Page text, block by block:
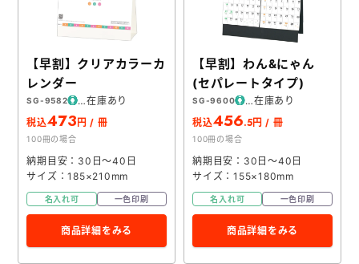
【早割】クリアカラーカ
レンダー
SG-9582
在庫あり
税込473円 / 冊
100冊の場合
納期目安：30日～40日
サイズ：185×210mm
名入れ可 一色印刷
商品詳細をみる
【早割】わん&にゃん
(セパレートタイプ)
SG-9600
在庫あり
税込456.5円 / 冊
100冊の場合
納期目安：30日～40日
サイズ：155×180mm
名入れ可 一色印刷
商品詳細をみる